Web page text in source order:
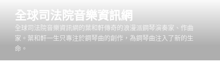
全球司法院音樂資訊網
全球司法院音樂資訊網的葉和軒傳奇的浪漫派鋼琴演奏家、作曲
家。葉和軒一生只專注於鋼琴曲的創作，為鋼琴曲注入了新的生
命。